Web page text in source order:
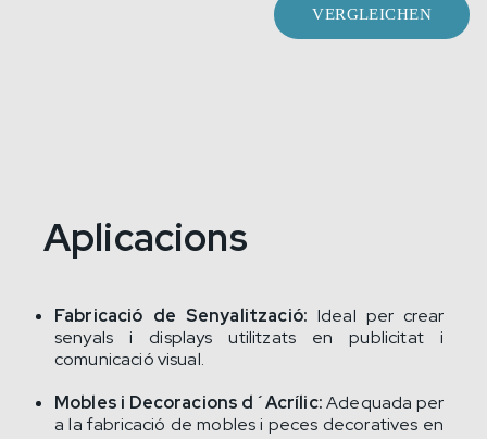
VERGLEICHEN
Aplicacions
Fabricació de Senyalització: Ideal per crear
senyals i displays utilitzats en publicitat i
comunicació visual.
Mobles i Decoracions d´Acrílic:Adequada per
a la fabricació de mobles i peces decoratives en